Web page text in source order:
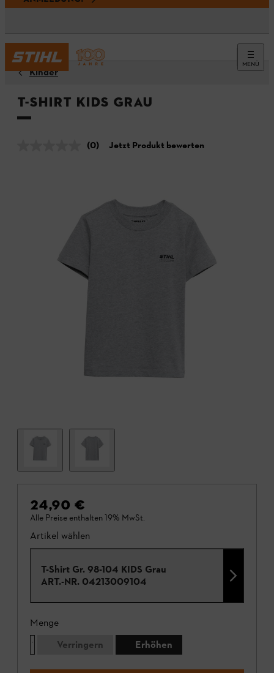
MENÜ
Kinder
T-Shirt KIDS Grau
(0) Jetzt Produkt bewerten
24,90 €
Alle Preise enthalten 19% MwSt.
Artikel wählen
T-Shirt Gr. 98-104 KIDS Grau
ART.-NR. 04213009104
Menge
Verringern
Erhöhen